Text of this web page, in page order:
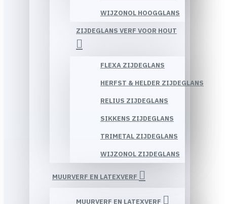
WIJZONOL HOOGGLANS
ZIJDEGLANS VERF VOOR HOUT
FLEXA ZIJDEGLANS
HERFST & HELDER ZIJDEGLANS
RELIUS ZIJDEGLANS
SIKKENS ZIJDEGLANS
TRIMETAL ZIJDEGLANS
WIJZONOL ZIJDEGLANS
MUURVERF EN LATEXVERF
MUURVERF EN LATEXVERF